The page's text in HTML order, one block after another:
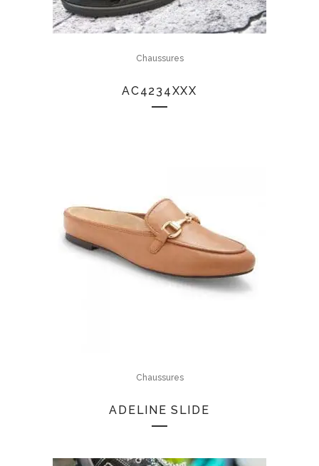
Chaussures
AC4234XXX
Chaussures
ADELINE SLIDE